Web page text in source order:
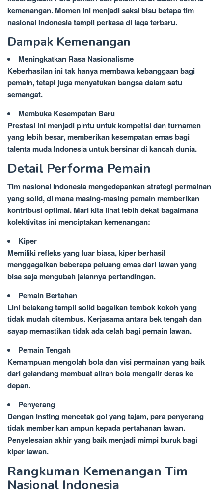
kemenangan. Momen ini menjadi saksi bisu betapa tim
nasional Indonesia tampil perkasa di laga terbaru.
Dampak Kemenangan
Meningkatkan Rasa Nasionalisme
Keberhasilan ini tak hanya membawa kebanggaan bagi
pemain, tetapi juga menyatukan bangsa dalam satu
semangat.
Membuka Kesempatan Baru
Prestasi ini menjadi pintu untuk kompetisi dan turnamen
yang lebih besar, memberikan kesempatan emas bagi
talenta muda Indonesia untuk bersinar di kancah dunia.
Detail Performa Pemain
Tim nasional Indonesia mengedepankan strategi permainan
yang solid, di mana masing-masing pemain memberikan
kontribusi optimal. Mari kita lihat lebih dekat bagaimana
kolektivitas ini menciptakan kemenangan:
Kiper
Memiliki refleks yang luar biasa, kiper berhasil
menggagalkan beberapa peluang emas dari lawan yang
bisa saja mengubah jalannya pertandingan.
Pemain Bertahan
Lini belakang tampil solid bagaikan tembok kokoh yang
tidak mudah ditembus. Kerjasama antara bek tengah dan
sayap memastikan tidak ada celah bagi pemain lawan.
Pemain Tengah
Kemampuan mengolah bola dan visi permainan yang baik
dari gelandang membuat aliran bola mengalir deras ke
depan.
Penyerang
Dengan insting mencetak gol yang tajam, para penyerang
tidak memberikan ampun kepada pertahanan lawan.
Penyelesaian akhir yang baik menjadi mimpi buruk bagi
kiper lawan.
Rangkuman Kemenangan Tim
Nasional Indonesia